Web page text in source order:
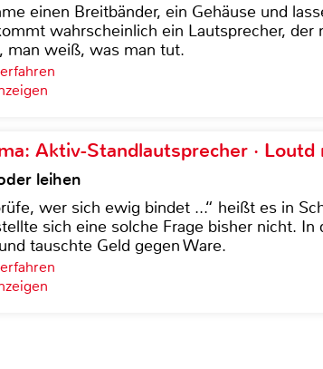
einen Breitbänder, ein Gehäuse und
wahrscheinlich ein Lautsprecher,
man weiß, was man tut.
Aktiv-Standlautsprecher · Loutd
leihen
wer sich ewig bindet ...“ heißt es in
sich eine solche Frage bisher nicht. In
tauschte Geld gegen Ware.